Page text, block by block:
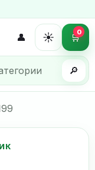
🔎
👤 ☀️ 🛒0